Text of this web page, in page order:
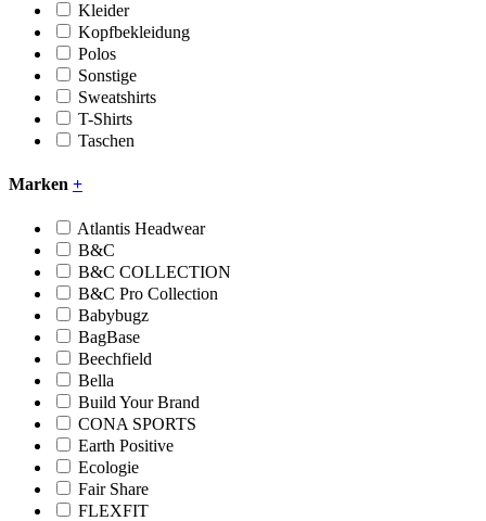
Kleider
Kopfbekleidung
Polos
Sonstige
Sweatshirts
T-Shirts
Taschen
Marken +
Atlantis Headwear
B&C
B&C COLLECTION
B&C Pro Collection
Babybugz
BagBase
Beechfield
Bella
Build Your Brand
CONA SPORTS
Earth Positive
Ecologie
Fair Share
FLEXFIT